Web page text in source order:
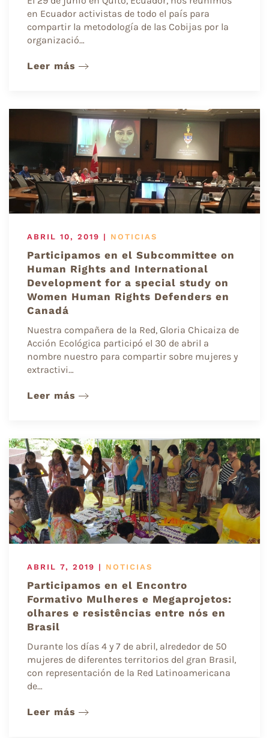
en Ecuador activistas de todo el país para
compartir la metodología de las Cobijas por la
organizació…
Leer más
ABRIL 10, 2019 | NOTICIAS
Participamos en el Subcommittee on
Human Rights and International
Development for a special study on
Women Human Rights Defenders en
Canadá
Nuestra compañera de la Red, Gloria Chicaiza de
Acción Ecológica participó el 30 de abril a
nombre nuestro para compartir sobre mujeres y
extractivi…
Leer más
ABRIL 7, 2019 | NOTICIAS
Participamos en el Encontro
Formativo Mulheres e Megaprojetos:
olhares e resistências entre nós en
Brasil
Durante los días 4 y 7 de abril, alrededor de 50
mujeres de diferentes territorios del gran Brasil,
con representación de la Red Latinoamericana
de…
Leer más